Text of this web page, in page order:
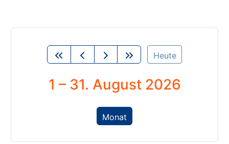
Heute
1 – 31. August 2026
Monat